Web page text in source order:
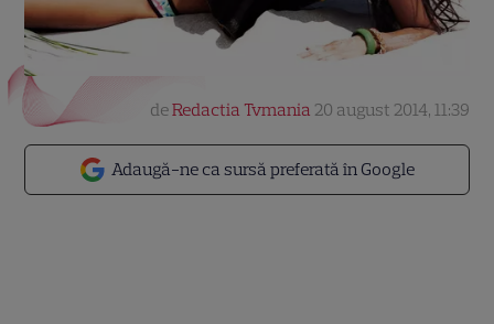
Adaugă-ne ca sursă preferată în Google
deRedactia Tvmania 20 august 2014, 11:39